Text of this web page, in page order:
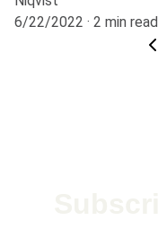
6/22/2022
2 min read